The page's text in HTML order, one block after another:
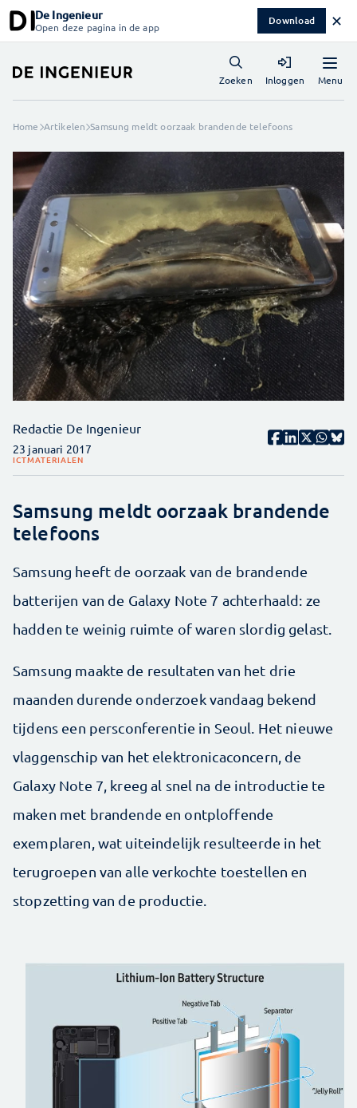
De Ingenieur
Open deze pagina in de app Download ✕
Menu
Zoeken Inloggen
Home Artikelen Samsung meldt oorzaak brandende telefoons
Redactie De Ingenieur
23 januari 2017
ICTMATERIALEN
Samsung meldt oorzaak brandende
telefoons
Samsung heeft de oorzaak van de brandende
batterijen van de Galaxy Note 7 achterhaald: ze
hadden te weinig ruimte of waren slordig gelast.
Samsung maakte de resultaten van het drie
maanden durende onderzoek vandaag bekend
tijdens een persconferentie in Seoul. Het nieuwe
vlaggenschip van het elektronicaconcern, de
Galaxy Note 7, kreeg al snel na de introductie te
maken met brandende en ontploffende
exemplaren, wat uiteindelijk resulteerde in het
terugroepen van alle verkochte toestellen en
stopzetting van de productie.